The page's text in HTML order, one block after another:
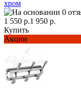
хром
1 550 р.1 950 р.
Купить
Акции